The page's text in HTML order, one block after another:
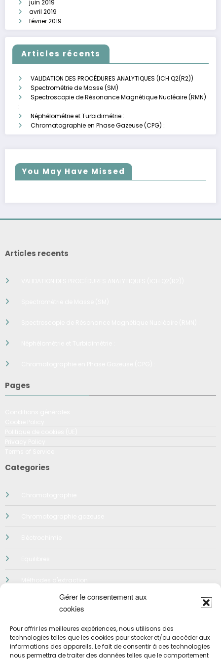
Gérer le consentement aux
cookies
Pour offrir les meilleures expériences, nous utilisons des
technologies telles que les cookies pour stocker et/ou accéder aux
informations des appareils. Le fait de consentir à ces technologies
nous permettra de traiter des données telles que le comportement
juin 2019
avril 2019
février 2019
Articles récents
VALIDATION DES PROCÉDURES ANALYTIQUES (ICH Q2(R2))
Spectrométrie de Masse (SM)
Spectroscopie de Résonance Magnétique Nucléaire (RMN)
:
Néphélométrie et Turbidimétrie :
Chromatographie en Phase Gazeuse (CPG) :
You May Have Missed
Articles recents
Pages
Categories
Néphelométrie-Turbidimetrie
Qualité